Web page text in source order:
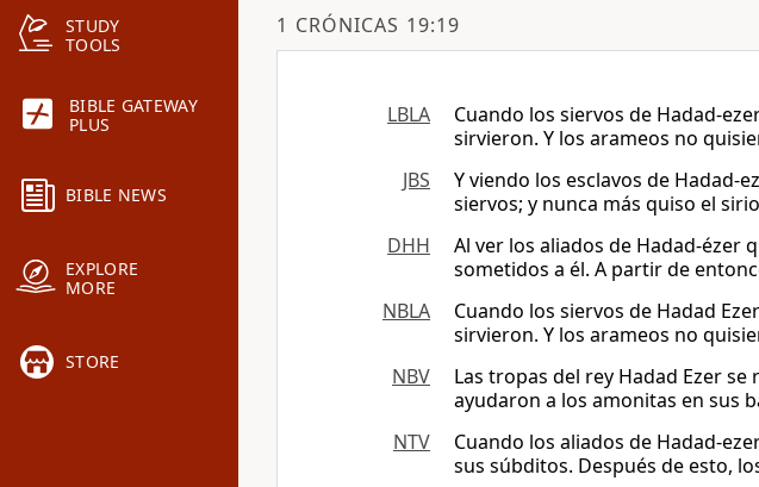
STUDY
TOOLS
BIBLE GATEWAY
PLUS
BIBLE NEWS
EXPLORE
MORE
STORE
1 CRÓNICAS 19:19
LBLA
Cuando los siervos de Hadad-
sirvieron. Y los arameos no
JBS
Y viendo los esclavos de Hadad-
siervos; y nunca más quiso el
DHH
Al ver los aliados de Hadad-ézer
sometidos a él. A partir de
NBLA
Cuando los siervos de Hadad
sirvieron. Y los arameos no
NBV
Las tropas del rey Hadad Ezer
ayudaron a los amonitas en sus
NTV
Cuando los aliados de Hadad-
sus súbditos. Después de esto,